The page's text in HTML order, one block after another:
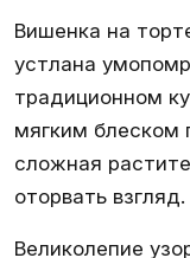
Вишенка на
устлана
традиционном
мягким блеском
сложная
оторвать взгляд.
Великолепие